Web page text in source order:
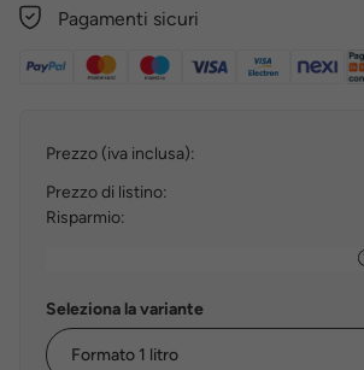
Pagamenti sicuri
Prezzo (iva inclusa):
Prezzo di listino:
Risparmio:
Seleziona la variante